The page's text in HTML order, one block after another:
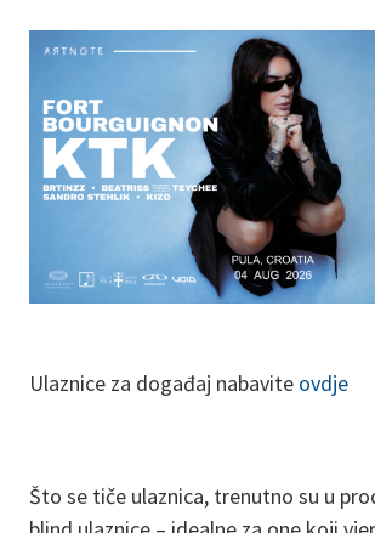
Ulaznice za događaj nabavite ovdje
Što se tiče ulaznica, trenutno su u